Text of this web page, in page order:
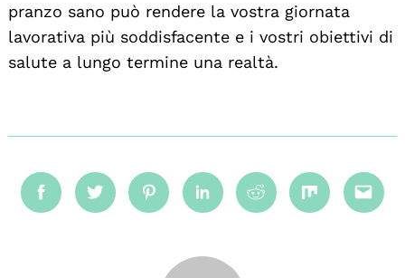
pranzo sano può rendere la vostra giornata
lavorativa più soddisfacente e i vostri obiettivi di
salute a lungo termine una realtà.
FacebookTwitterPinterestLinkedinRedditMix